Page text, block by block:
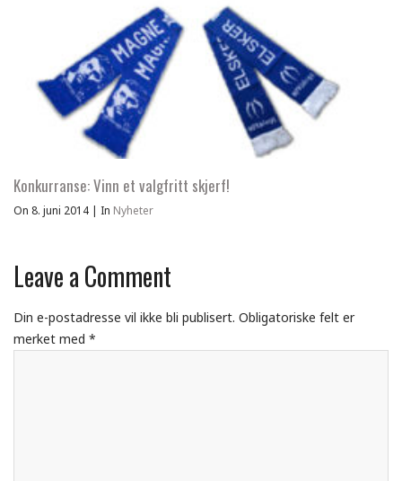
Konkurranse: Vinn et valgfritt skjerf!
On 8. juni 2014 | In Nyheter
Leave a Comment
Din e-postadresse vil ikke bli publisert. Obligatoriske felt er
merket med *